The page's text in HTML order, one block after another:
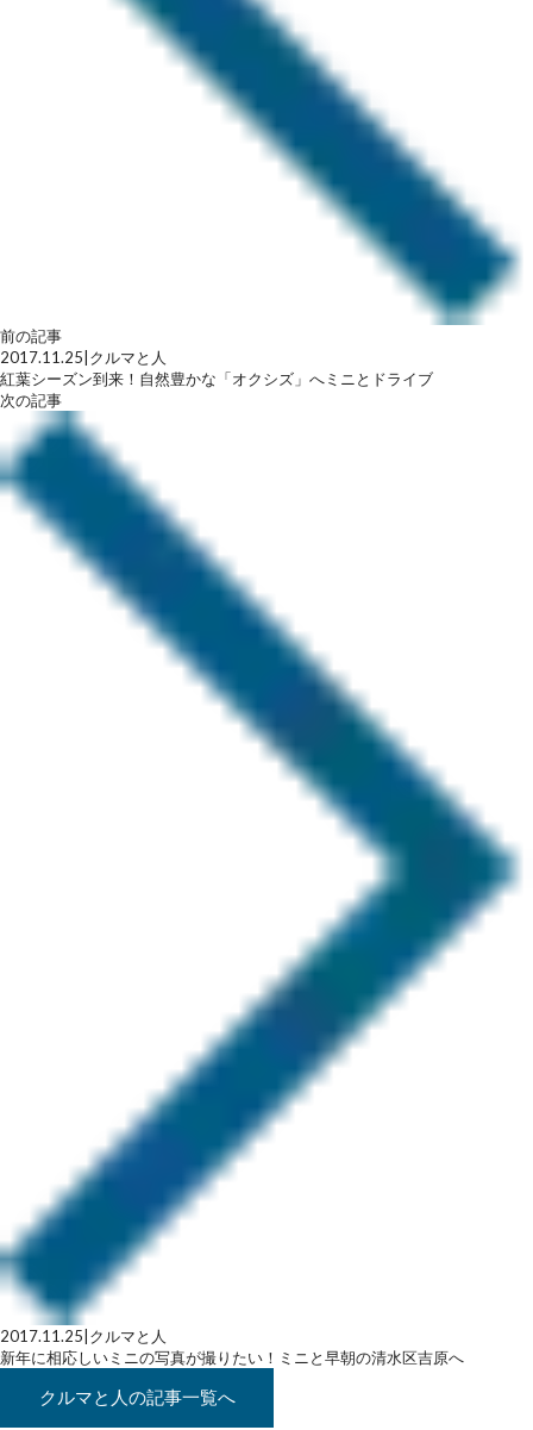
前の記事
2017.11.25|クルマと人
紅葉シーズン到来！自然豊かな「オクシズ」へミニとドライブ
次の記事
2017.11.25|クルマと人
新年に相応しいミニの写真が撮りたい！ミニと早朝の清水区吉原へ
クルマと人の記事一覧へ